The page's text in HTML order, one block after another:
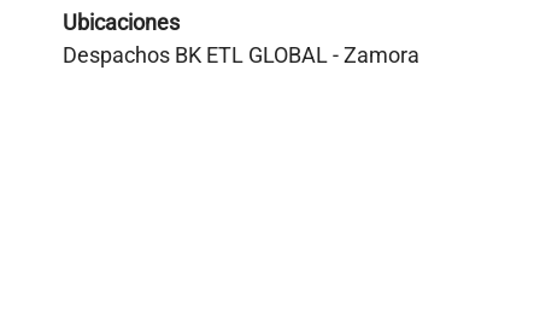
Ubicaciones
Despachos BK ETL GLOBAL - Zamora